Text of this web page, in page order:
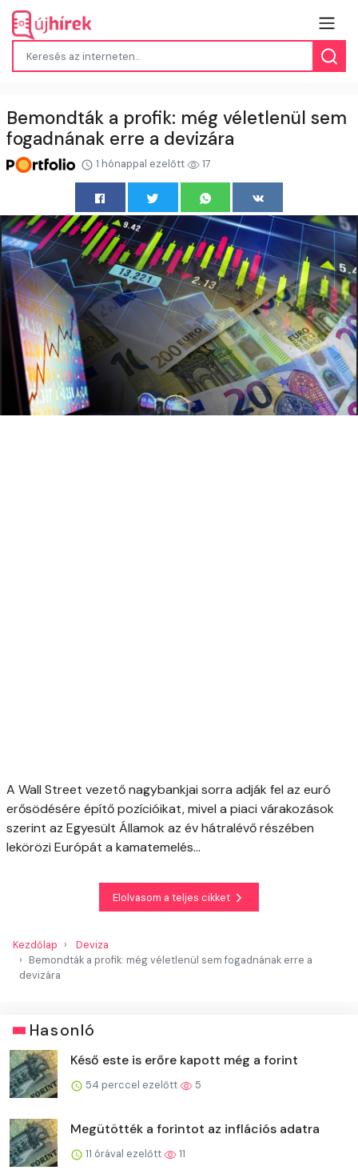
Bemondták a profik: még véletlenül sem
fogadnának erre a devizára
1 hónappal ezelőtt 17
A Wall Street vezető nagybankjai sorra adják fel az euró
erősödésére építő pozícióikat, mivel a piaci várakozások
szerint az Egyesült Államok az év hátralévő részében
lekörözi Európát a kamatemelés...
Elolvasom a teljes cikket
Kezdőlap
Deviza
Bemondták a profik: még véletlenül sem fogadnának erre a
devizára
Hasonló
Késő este is erőre kapott még a forint
54 perccel ezelőtt 5
Megütötték a forintot az inflációs adatra
11 órával ezelőtt 11